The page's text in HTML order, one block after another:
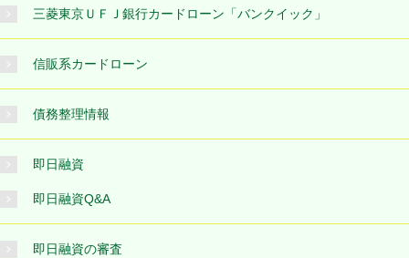
三菱東京ＵＦＪ銀行カードローン「バンクイック」
信販系カードローン
債務整理情報
即日融資
即日融資Q&A
即日融資の審査